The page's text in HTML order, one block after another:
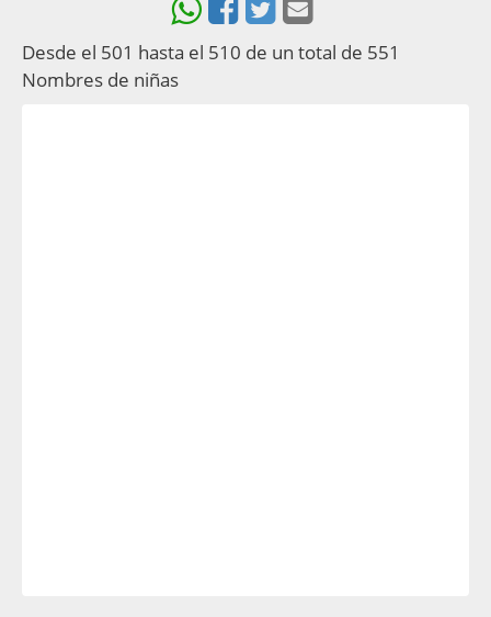
Desde el 501 hasta el 510 de un total de 551
Nombres de niñas